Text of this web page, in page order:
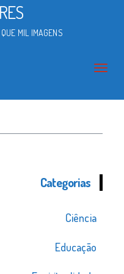
MIL IMAGENS
Categorias
Ciência
Educação